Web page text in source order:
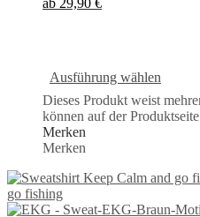
Ausführung wählen
Dieses Produkt weist
können auf der
Merken
Merken
go fishing